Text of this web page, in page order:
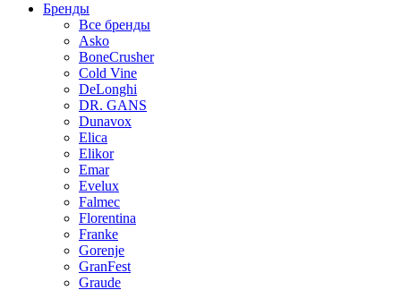
Бренды
Все бренды
Asko
BoneCrusher
Cold Vine
DeLonghi
DR. GANS
Dunavox
Elica
Elikor
Emar
Evelux
Falmec
Florentina
Franke
Gorenje
GranFest
Graude